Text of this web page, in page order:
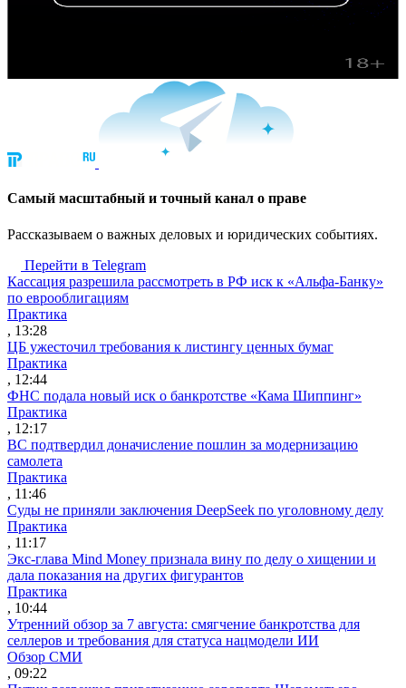
Cамый масштабный и точный канал о праве
Рассказываем о важных деловых и юридических событиях.
Перейти в Telegram
Кассация разрешила рассмотреть в РФ иск к «Альфа-Банку»
по еврооблигациям
Практика
, 13:28
ЦБ ужесточил требования к листингу ценных бумаг
Практика
, 12:44
ФНС подала новый иск о банкротстве «Кама Шиппинг»
Практика
, 12:17
ВС подтвердил доначисление пошлин за модернизацию
самолета
Практика
, 11:46
Суды не приняли заключения DeepSeek по уголовному делу
Практика
, 11:17
Экс-глава Mind Money признала вину по делу о хищении и
дала показания на других фигурантов
Практика
, 10:44
Утренний обзор за 7 августа: смягчение банкротства для
селлеров и требования для статуса нацмодели ИИ
Обзор СМИ
, 09:22